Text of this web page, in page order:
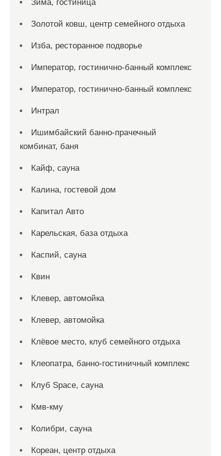
Зима, гостиница
Золотой ковш, центр семейного отдыха
Изба, ресторанное подворье
Император, гостинично-банный комплекс
Император, гостинично-банный комплекс
Интрал
Ишимбайский банно-прачечный
комбинат, баня
Кайф, сауна
Калина, гостевой дом
Капитал Авто
Карельская, база отдыха
Каспий, сауна
Квин
Клевер, автомойка
Клевер, автомойка
Клёвое место, клуб семейного отдыха
Клеопатра, банно-гостиничный комплекс
Клуб Space, сауна
Кмв-кму
Колибри, сауна
Кореан, центр отдыха